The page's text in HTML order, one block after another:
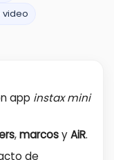
app instax mini
,marcosyAiR.
de